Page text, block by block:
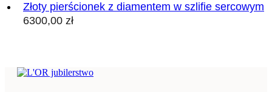
pierścionek
z
diamentem
Złoty pierścionek z diamentem w szlifie sercowym
6300,00 zł